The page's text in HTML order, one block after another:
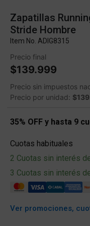
Zapatillas
Stride Hombre
Item No. ADIG8315
Precio final
$139.999
Precio sin impuestos
Precio por unidad:
35% OFF y hasta 9
Cuotas habituales
2 Cuotas sin interés
3 Cuotas sin interés
Ver promociones,